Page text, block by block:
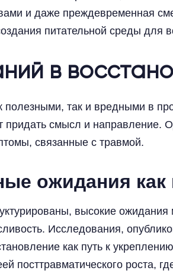
и даже преждевременная
питательной среды для
в
полезными, так и вредными в
смысл и направление.
связанные с травмой.
ожидания как
высокие
Исследования,
как путь к
посттравматического